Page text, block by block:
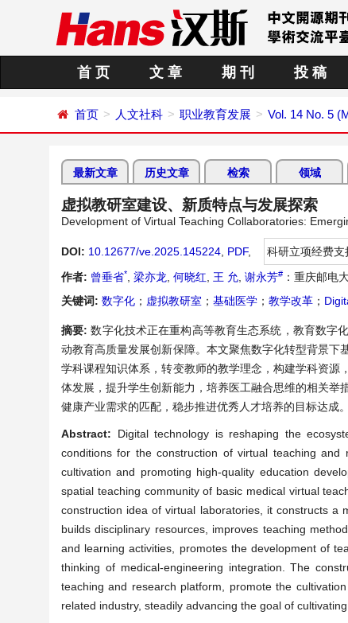
首 页 文 章 期 刊 投 稿
首页 人文社科 职业教育发展 Vol. 14 No. 5
最新文章 历史文章 检索 领域
虚拟教研室建设、新质特点与发展探索
Development of Virtual Teaching Collaboratories:
DOI: 10.12677/ve.2025.145224 PDF,
科研立项经费支
作者: 曾垂省* 梁亦龙 何晓红 王 允 谢永芳# ：重庆邮电
关键词: 数字化 ； 虚拟教研室 ； 基础医学 ； 教学改革 ；
摘要:数字化技术正在重构高等教育生态系统，教育数字
动教育高质量发展创新保障。本文聚焦数字化转型背景
学科课程知识体系，转变教师的教学理念，构建学科资
体发展，提升学生创新能力，培养医工融合思维的相关
健康产业需求的匹配，稳步推进优秀人才培养的目标达成。
Abstract: Digital technology is reshaping the
conditions for the construction of virtual teaching
cultivation and promoting high-quality education
spatial teaching community of basic medical virtual
construction idea of virtual laboratories, it constructs a
builds disciplinary resources, improves teaching
and learning activities, promotes the development of
thinking of medical-engineering integration. The
teaching and research platform, promote the
related industry, steadily advancing the goal of